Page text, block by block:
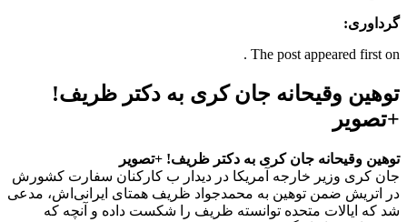
گرداوری:
The post appeared first on .
توهین وقیحانه جان کری به دکتر ظریف!
+تصویر
توهین وقیحانه جان کری به دکتر ظریف! +تصویر
جان کری وزیر خارجه آمریکا در دیدار ب کارکنان سفارت کشورش
در اتریش ضمن توهین به محمدجواد ظریف همتای ایرانی‌اش، مدعی
شد که ایالات متحده توانسته ظریف را شکست داده و آنچه که